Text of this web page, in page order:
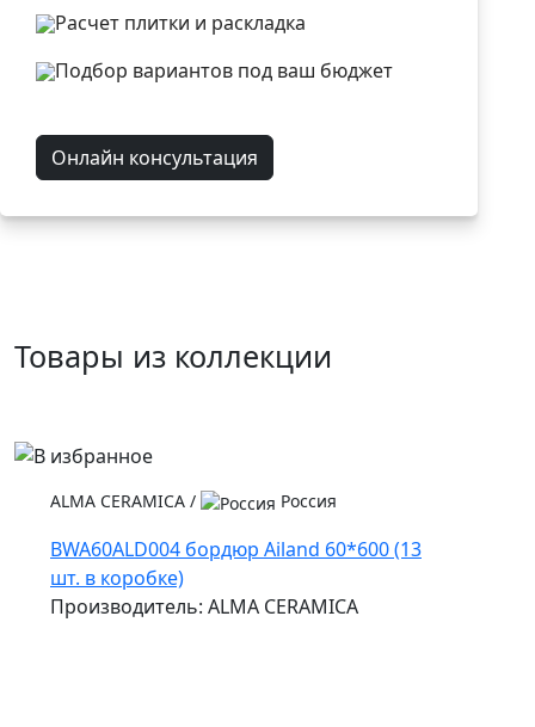
Расчет плитки и раскладка
Подбор вариантов под ваш бюджет
Онлайн консультация
Товары из коллекции
ALMA CERAMICA / Россия
BWA60ALD004 бордюр Ailand 60*600 (13
шт. в коробке)
Производитель: ALMA CERAMICA